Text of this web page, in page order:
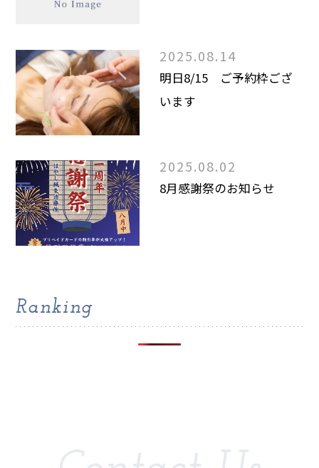
2025.08.14
明日8/15 ご予約枠ござ
います
2025.08.02
8月感謝祭のお知らせ
Ranking